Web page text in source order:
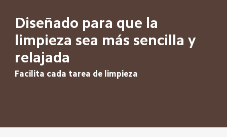
Diseñado para que la
limpieza sea más sencilla y
relajada
Facilita cada tarea de limpieza